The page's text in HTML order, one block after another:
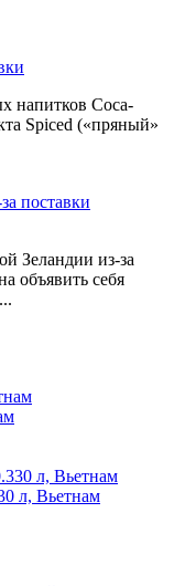
напитков Coca-
Spiced («пряный»
поставки
Зеландии из-за
объявить себя
л, Вьетнам